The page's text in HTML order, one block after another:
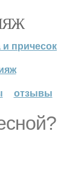
причесок
отзывы